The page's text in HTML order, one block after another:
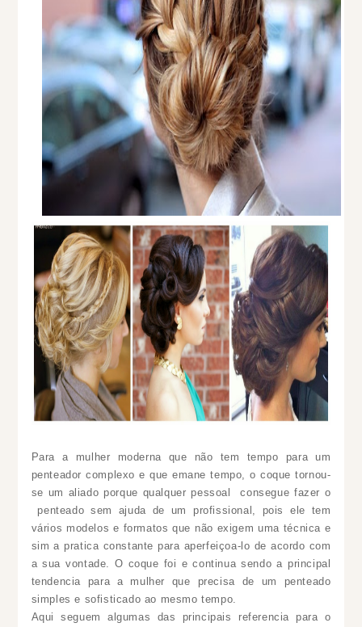
Para a mulher moderna que não tem tempo para um
penteador complexo e que emane tempo, o coque tornou-
se um aliado porque qualquer pessoal consegue fazer o
penteado sem ajuda de um profissional, pois ele tem
vários modelos e formatos que não exigem uma técnica e
sim a pratica constante para aperfeiçoa-lo de acordo com
a sua vontade. O coque foi e continua sendo a principal
tendencia para a mulher que precisa de um penteado
simples e sofisticado ao mesmo tempo.
Aqui seguem algumas das principais referencia para o